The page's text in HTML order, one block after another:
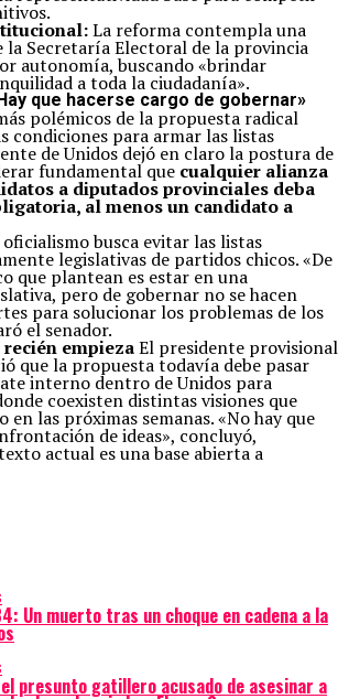
La reforma contempla una
Secretaría Electoral de la provincia
autonomía, buscando «brindar
a toda la ciudadanía».
que hacerse cargo de gobernar»
polémicos de la propuesta radical
condiciones para armar las listas
de Unidos dejó en claro la postura de
fundamental que cualquier alianza
a diputados provinciales deba
al menos un candidato a
busca evitar las listas
legislativas de partidos chicos. «De
que plantean es estar en una
pero de gobernar no se hacen
para solucionar los problemas de los
el senador.
empiezaEl presidente provisional
que la propuesta todavía debe pasar
interno dentro de Unidos para
coexisten distintas visiones que
en las próximas semanas. «No hay que
de ideas», concluyó,
actual es una base abierta a
Un muerto tras un choque en cadena a la
el presunto gatillero acusado de asesinar a